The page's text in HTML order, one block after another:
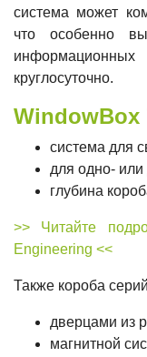
система может
что особенно
круглосуточно.
WindowBox
система для
для одно- или
глубина
>> Читайте
Engineering <<
Также короба
дверцами из
магнитной